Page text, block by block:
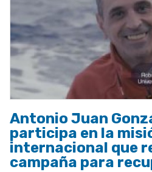
Antonio Juan
participa en la
internacional que
campaña para